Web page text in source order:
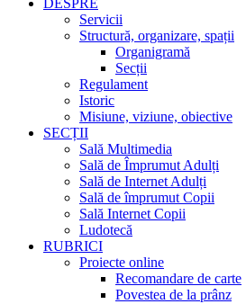
DESPRE
Servicii
Structură, organizare, spații
Organigramă
Secții
Regulament
Istoric
Misiune, viziune, obiective
SECȚII
Sală Multimedia
Sală de Împrumut Adulți
Sală de Internet Adulți
Sală de împrumut Copii
Sală Internet Copii
Ludotecă
RUBRICI
Proiecte online
Recomandare de carte
Povestea de la prânz